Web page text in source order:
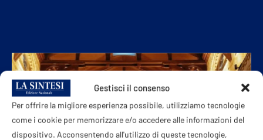
Gestisci il consenso
Per offrire la migliore esperienza possibile, utilizziamo tecnologie
come i cookie per memorizzare e/o accedere alle informazioni del
dispositivo. Acconsentendo all'utilizzo di queste tecnologie,